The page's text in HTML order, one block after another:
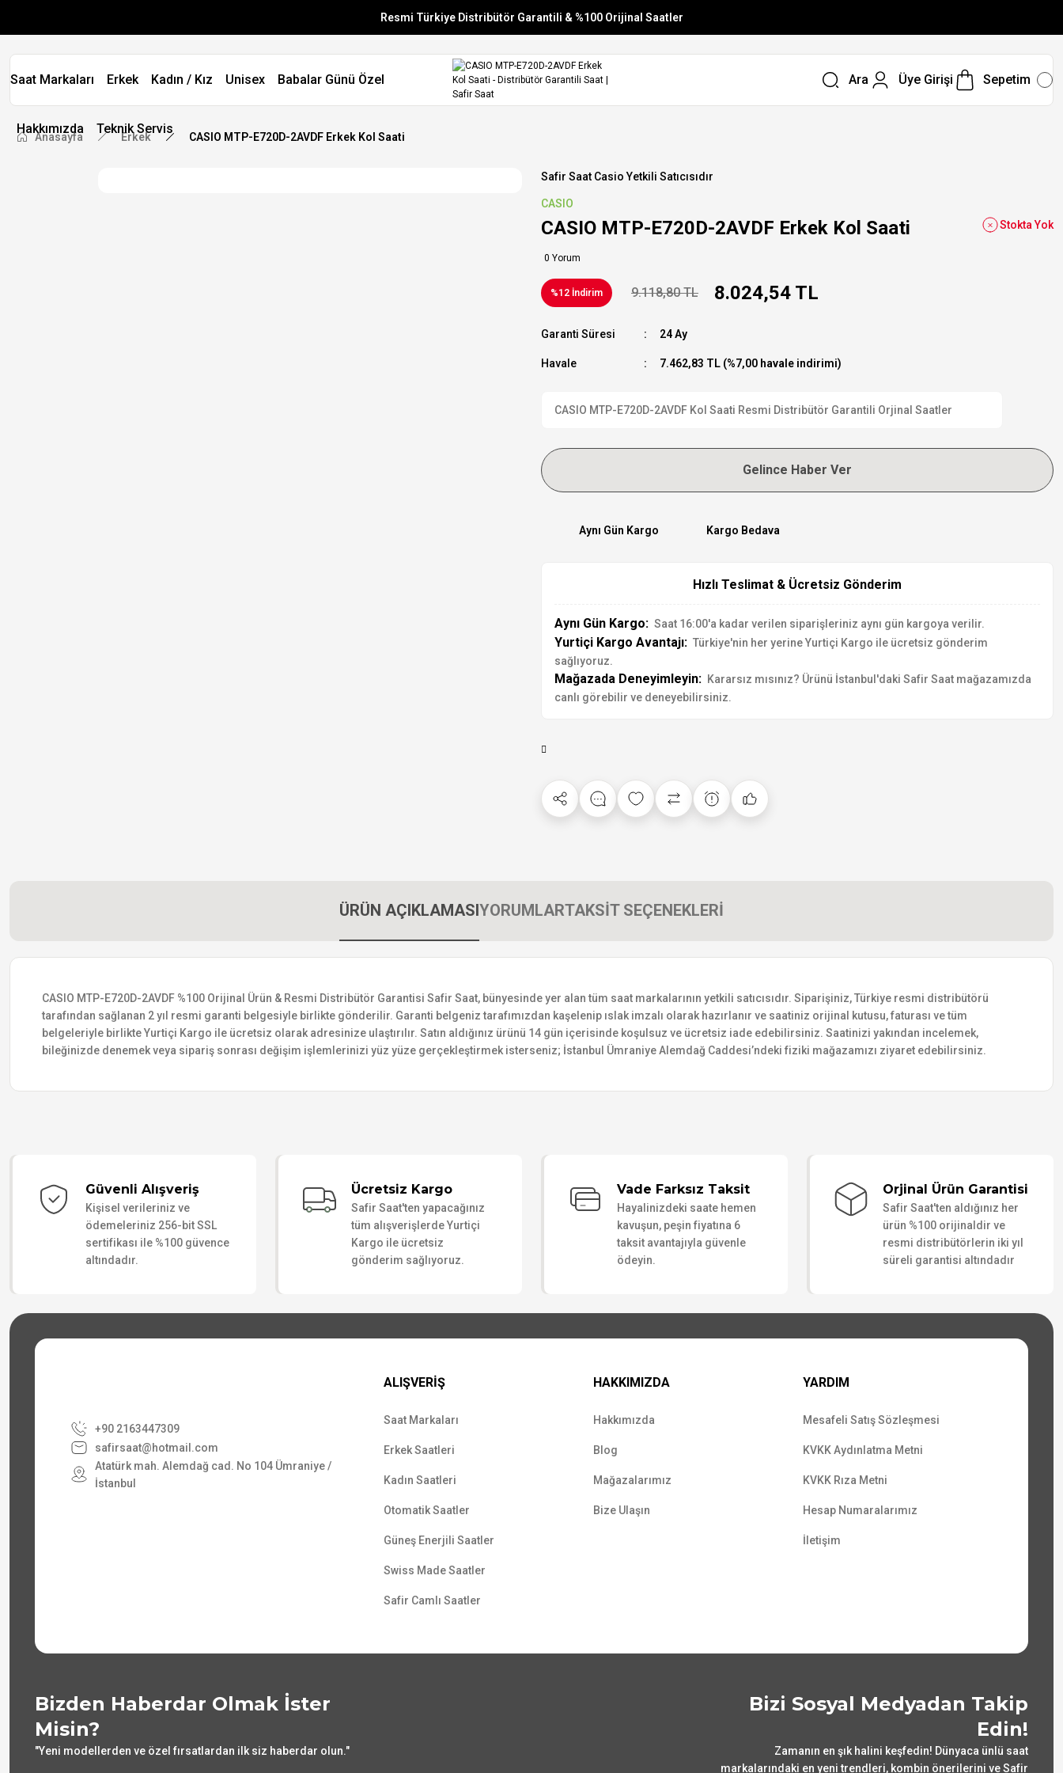
Resmi Türkiye Distribütör Garantili & %100 Orijinal Saatler
Vade Farksız 6 Taksit
Aynı Gün Stoktan Gönderim
Saat Markaları Erkek Kadın / Kız Unisex Babalar Günü Özel
Hakkımızda Teknik Servis
Ara Üye Girişi Sepetim
Anasayfa Erkek CASIO MTP-E720D-2AVDF Erkek Kol Saati
Safir Saat Casio Yetkili Satıcısıdır
CASIO
CASIO MTP-E720D-2AVDF Erkek Kol Saati
0 Yorum
Stokta Yok
%12 İndirim 9.118,80 TL 8.024,54 TL
Garanti Süresi 24 Ay
Havale 7.462,83 TL (%7,00 havale indirimi)
CASIO MTP-E720D-2AVDF Kol Saati Resmi Distribütör Garantili Orjinal Saatler
Gelince Haber Ver
Aynı Gün Kargo Kargo Bedava
Hızlı Teslimat & Ücretsiz Gönderim
Aynı Gün Kargo: Saat 16:00'a kadar verilen siparişleriniz aynı gün kargoya verilir.
Yurtiçi Kargo Avantajı: Türkiye'nin her yerine Yurtiçi Kargo ile ücretsiz gönderim
sağlıyoruz.
Mağazada Deneyimleyin: Kararsız mısınız? Ürünü İstanbul'daki Safir Saat mağazamızda
canlı görebilir ve deneyebilirsiniz.
ÜRÜN AÇIKLAMASIYORUMLARTAKSİT SEÇENEKLERİ
CASIO MTP-E720D-2AVDF %100 Orijinal Ürün & Resmi Distribütör Garantisi Safir Saat, bünyesinde yer alan tüm saat markalarının yetkili satıcısıdır. Siparişiniz, Türkiye resmi distribütörü
tarafından sağlanan 2 yıl resmi garanti belgesiyle birlikte gönderilir. Garanti belgeniz tarafımızdan kaşelenip ıslak imzalı olarak hazırlanır ve saatiniz orijinal kutusu, faturası ve tüm
belgeleriyle birlikte Yurtiçi Kargo ile ücretsiz olarak adresinize ulaştırılır. Satın aldığınız ürünü 14 gün içerisinde koşulsuz ve ücretsiz iade edebilirsiniz. Saatinizi yakından incelemek,
bileğinizde denemek veya sipariş sonrası değişim işlemlerinizi yüz yüze gerçekleştirmek isterseniz; İstanbul Ümraniye Alemdağ Caddesi’ndeki fiziki mağazamızı ziyaret edebilirsiniz.
Güvenli Alışveriş
Kişisel verileriniz ve
ödemeleriniz 256-bit SSL
sertifikası ile %100 güvence
altındadır.
Ücretsiz Kargo
Safir Saat'ten yapacağınız
tüm alışverişlerde Yurtiçi
Kargo ile ücretsiz
gönderim sağlıyoruz.
Vade Farksız Taksit
Hayalinizdeki saate hemen
kavuşun, peşin fiyatına 6
taksit avantajıyla güvenle
ödeyin.
Orjinal Ürün Garantisi
Safir Saat'ten aldığınız her
ürün %100 orijinaldir ve
resmi distribütörlerin iki yıl
süreli garantisi altındadır
+90 2163447309
safirsaat@hotmail.com
Atatürk mah. Alemdağ cad. No 104 Ümraniye /
İstanbul
ALIŞVERİŞ
Saat Markaları
Erkek Saatleri
Kadın Saatleri
Otomatik Saatler
Güneş Enerjili Saatler
Swiss Made Saatler
Safir Camlı Saatler
HAKKIMIZDA
Hakkımızda
Blog
Mağazalarımız
Bize Ulaşın
YARDIM
Mesafeli Satış Sözleşmesi
KVKK Aydınlatma Metni
KVKK Rıza Metni
Hesap Numaralarımız
İletişim
Bizden Haberdar Olmak İster
Misin?
"Yeni modellerden ve özel fırsatlardan ilk siz haberdar olun."
Bizi Sosyal Medyadan Takip
Edin!
Zamanın en şık halini keşfedin! Dünyaca ünlü saat
markalarındaki en yeni trendleri, kombin önerilerini ve Safir